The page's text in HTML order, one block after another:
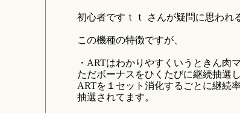
初心者ですｔｔ さんが疑問に思われ
この機種の特徴ですが、
・ARTはわかりやすくいうときん肉
ただボーナスをひくたびに継続抽選
ARTを１セット消化するごとに継続
抽選されてます。